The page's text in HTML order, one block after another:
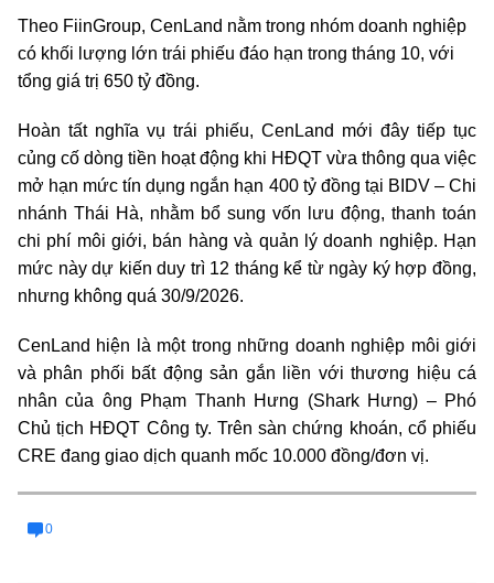
Theo FiinGroup, CenLand nằm trong nhóm doanh nghiệp
có khối lượng lớn trái phiếu đáo hạn trong tháng 10, với
tổng giá trị 650 tỷ đồng.
Hoàn tất nghĩa vụ trái phiếu, CenLand mới đây tiếp tục
củng cố dòng tiền hoạt động khi HĐQT vừa thông qua việc
mở hạn mức tín dụng ngắn hạn 400 tỷ đồng tại BIDV – Chi
nhánh Thái Hà, nhằm bổ sung vốn lưu động, thanh toán
chi phí môi giới, bán hàng và quản lý doanh nghiệp. Hạn
mức này dự kiến duy trì 12 tháng kể từ ngày ký hợp đồng,
nhưng không quá 30/9/2026.
CenLand hiện là một trong những doanh nghiệp môi giới
và phân phối bất động sản gắn liền với thương hiệu cá
nhân của ông Phạm Thanh Hưng (Shark Hưng) – Phó
Chủ tịch HĐQT Công ty. Trên sàn chứng khoán, cổ phiếu
CRE đang giao dịch quanh mốc 10.000 đồng/đơn vị.
0